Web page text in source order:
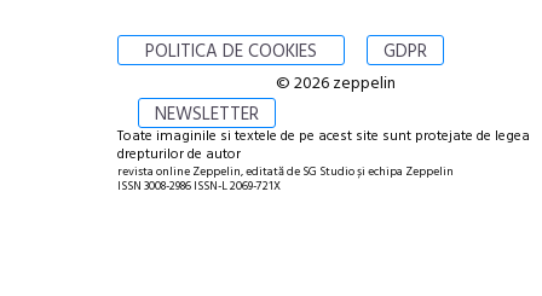
POLITICA DE COOKIES GDPR
NEWSLETTER
© 2026 zeppelin
Toate imaginile si textele de pe acest site sunt protejate de legea
drepturilor de autor
revista online Zeppelin, editată de SG Studio și echipa Zeppelin
ISSN 3008-2986 ISSN-L 2069-721X